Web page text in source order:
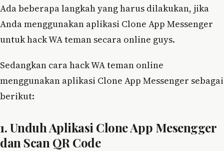
Ada beberapa langkah yang harus dilakukan, jika
Anda menggunakan aplikasi Clone App Messenger
untuk hack WA teman secara online guys.
Sedangkan cara hack WA teman online
menggunakan aplikasi Clone App Messenger sebagai
berikut:
1. Unduh Aplikasi Clone App Mesengger
dan Scan QR Code